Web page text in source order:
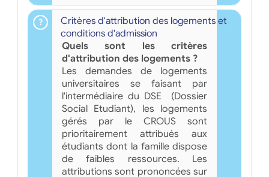
Critères d'attribution des logements et
conditions d'admission
Quels sont les critères
d'attribution des logements ?
Les demandes de logements
universitaires se faisant par
l'intermédiaire du DSE (Dossier
Social Etudiant), les logements
gérés par le CROUS sont
prioritairement attribués aux
étudiants dont la famille dispose
de faibles ressources. Les
attributions sont prononcées sur